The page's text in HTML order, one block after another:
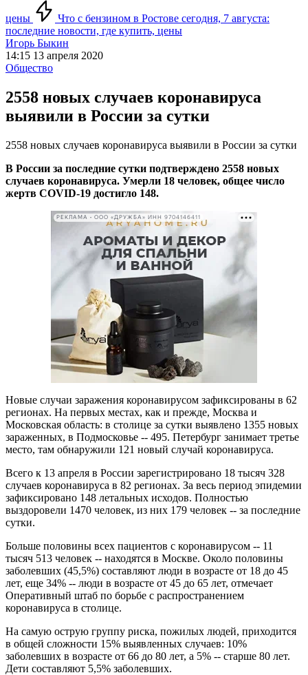
цены
Что с бензином в Ростове сегодня, 7 августа:
последние новости, где купить, цены
Игорь Быкин
14:15 13 апреля 2020
Общество
2558 новых случаев коронавируса
выявили в России за сутки
2558 новых случаев коронавируса выявили в России за сутки
В России за последние сутки подтверждено 2558 новых
случаев коронавируса. Умерли 18 человек, общее число
жертв COVID-19 достигло 148.
РЕКЛАМА • ООО «ДРУЖБА» ИНН 9704146411
Новые случаи заражения коронавирусом зафиксированы в 62
регионах. На первых местах, как и прежде, Москва и
Московская область: в столице за сутки выявлено 1355 новых
зараженных, в Подмосковье -- 495. Петербург занимает третье
место, там обнаружили 121 новый случай коронавируса.
Всего к 13 апреля в России зарегистрировано 18 тысяч 328
случаев коронавируса в 82 регионах. За весь период эпидемии
зафиксировано 148 летальных исходов. Полностью
выздоровели 1470 человек, из них 179 человек -- за последние
сутки.
Больше половины всех пациентов с коронавирусом -- 11
тысяч 513 человек -- находятся в Москве. Около половины
заболевших (45,5%) составляют люди в возрасте от 18 до 45
лет, еще 34% -- люди в возрасте от 45 до 65 лет, отмечает
Оперативный штаб по борьбе с распространением
коронавируса в столице.
На самую острую группу риска, пожилых людей, приходится
в общей сложности 15% выявленных случаев: 10%
заболевших в возрасте от 66 до 80 лет, а 5% -- старше 80 лет.
Дети составляют 5,5% заболевших.